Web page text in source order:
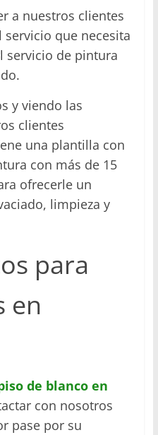
a nuestros clientes
que necesita
servicio de pintura
y viendo las
clientes
una plantilla con
con más de 15
ofrecerle un
limpieza y
para
en
de blanco en
con nosotros
pase por su